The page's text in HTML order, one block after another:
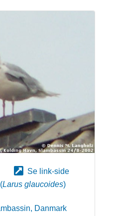
Se link-side
(Larus glaucoides)
, Danmark